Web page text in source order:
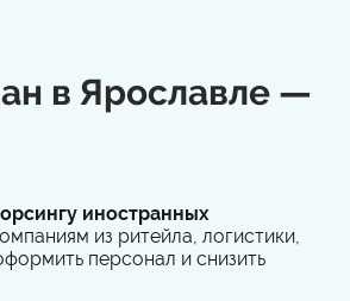
в Ярославле —
иностранных
из ритейла, логистики,
персонал и снизить